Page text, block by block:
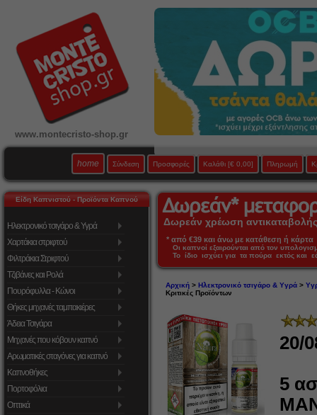
www.montecristo-shop.gr
home Σύνδεση Προσφορές Καλάθι [€ 0,00] Πληρωμή
Είδη Καπνιστού - Προϊόντα Καπνού
Ηλεκτρονικό τσιγάρο & Υγρά
Χαρτάκια στριφτού
Φιλτράκια Στριφτού
Τζιβάνες και Ρολά
Πουρόφυλλα - Κώνοι
Θήκες μηχανές ταμπακιέρες
Άδεια Τσιγάρα
Μηχανές που κόβουν καπνό
Αρωματικές σταγόνες για καπνό
Καπνοθήκες
Πορτοφόλια
Οπτικά
Δωρεάν χρέωση
* από €39 και άνω με κατάθεση ή
Οι καπνοί εξαιρούνται από τον
Το ίδιο ισχύει για τα πούρα εκτός και
Αρχική> Ηλεκτρονικό τσιγάρο & Υγρά>
Κριτικές Προϊόντων
20/
5